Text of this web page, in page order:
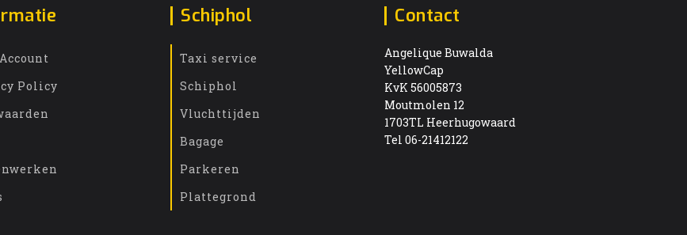
Policy
Schiphol
Taxi service
Schiphol
Vluchttijden
Bagage
Parkeren
Plattegrond
Contact
Angelique Buwalda
YellowCap
KvK 56005873
Moutmolen 12
1703TL Heerhugowaard
Tel 06-21412122